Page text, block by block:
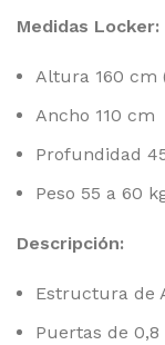
Medidas Locker:
Altura 160 cm
Ancho 110 cm
Profundidad
Peso 55 a 60
Descripción:
Estructura de
Puertas de